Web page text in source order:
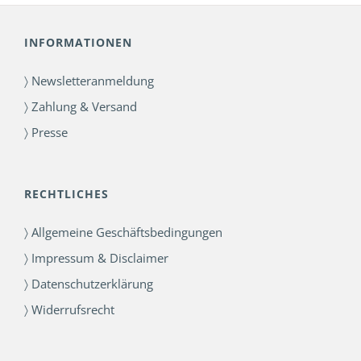
INFORMATIONEN
〉 Newsletteranmeldung
〉 Zahlung & Versand
〉 Presse
RECHTLICHES
〉 Allgemeine Geschäftsbedingungen
〉 Impressum & Disclaimer
〉 Datenschutzerklärung
〉 Widerrufsrecht